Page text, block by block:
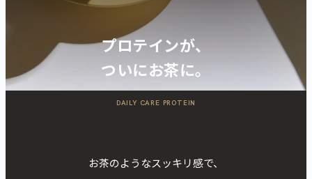
プロテインが、
ついにお茶に。
DAILY CARE PROTEIN
お茶のようなスッキリ感で、